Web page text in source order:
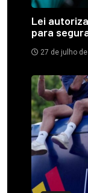
Lei
para
27 de julho